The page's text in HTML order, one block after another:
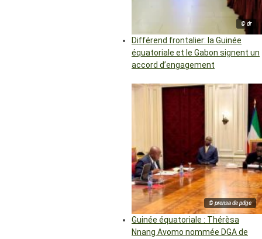
© dr
Différend frontalier: la Guinée
équatoriale et le Gabon signent un
accord d’engagement
© prensa de pdge
Guinée équatoriale : Thérèsa
Nnang Avomo nommée DGA de